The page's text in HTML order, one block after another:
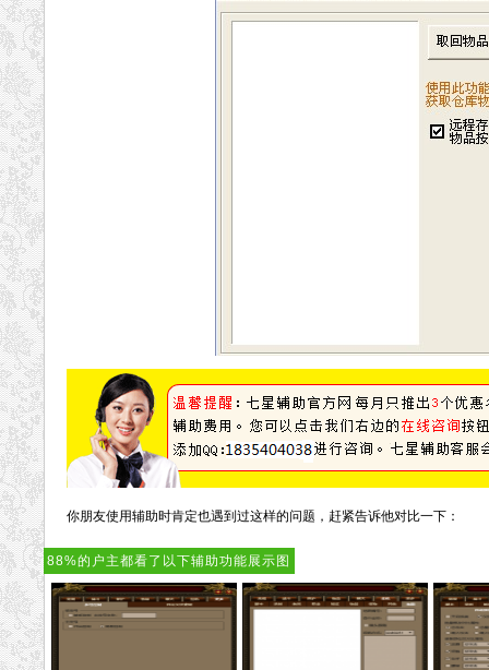
你朋友使用辅助时肯定也遇到过这样的问题，赶紧告诉他对比一下：
88%的户主都看了以下辅助功能展示图